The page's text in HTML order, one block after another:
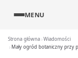
MENU
Strona główna Wiadomości
Mały ogród botaniczny przy